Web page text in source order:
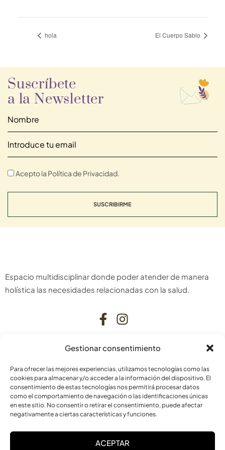
Gestionar consentimiento
Para ofrecer las mejores experiencias, utilizamos tecnologías como las
cookies para almacenar y/o acceder a la información del dispositivo. El
consentimiento de estas tecnologías nos permitirá procesar datos
como el comportamiento de navegación o las identificaciones únicas
en este sitio. No consentir o retirar el consentimiento, puede afectar
negativamente a ciertas características y funciones.
ACEPTAR
hola El Cuerpo Sabio
Suscríbete
a la Newsletter
Acepto la Política de Privacidad.
SUSCRIBIRME
Espacio multidisciplinar donde poder atender de manera
holística las necesidades relacionadas con la salud.
C. Bardenas Reales, 11, bajo
31006 Pamplona
Navarra